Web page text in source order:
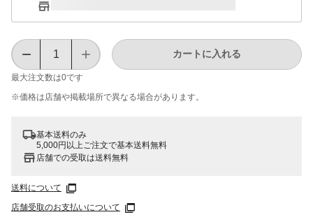
最大注文数は0です
カートに入れる
※価格は​店舗や​掲載場所で​異なる​場合が​あります。
基本送料のみ
5,000円以上ご注文で基本送料無料
店舗での受取は送料無料
送料について
店舗受取のお支払いについて